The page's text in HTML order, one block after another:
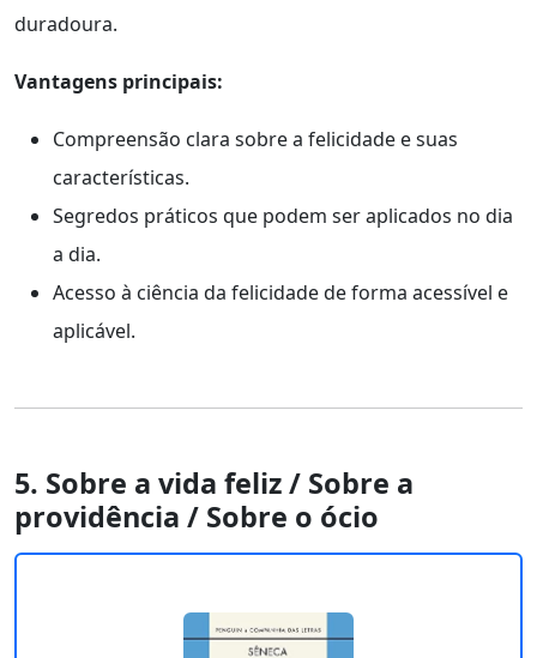
duradoura.
Vantagens principais:
Compreensão clara sobre a felicidade e suas
características.
Segredos práticos que podem ser aplicados no dia
a dia.
Acesso à ciência da felicidade de forma acessível e
aplicável.
5. Sobre a vida feliz / Sobre a
providência / Sobre o ócio